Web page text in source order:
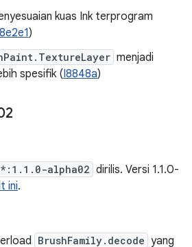
kuas Ink terprogram
)
menjadi
spesifik (I8848a)
alpha02 dirilis. Versi 1.1.0-
ini.
BrushFamily.decode yang